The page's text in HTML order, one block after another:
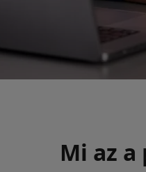
Mi az